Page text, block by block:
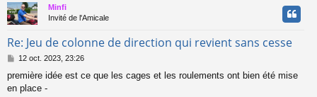
Minfi
Invité de l'Amicale
Re: Jeu de colonne de direction qui revient sans cesse
M
s
s
12 oct. 2023, 23:26
première idée est ce que les cages et les roulements ont bien été mise
en place -